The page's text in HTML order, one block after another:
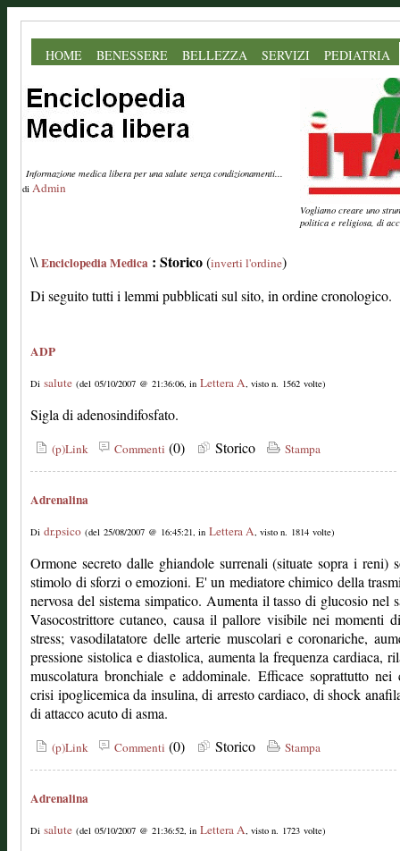
HOME BENESSERE BELLEZZA SERVIZI PEDIATRIA
Informazione medica libera per una salute senza condizionamenti...
di Admin
Vogliamo creare uno
politica e religiosa, di
\\Enciclopedia Medica : Storico(inverti l'ordine)
Di seguito tutti i lemmi pubblicati sul sito, in ordine cronologico.
ADP
Di salute (del 05/10/2007 @ 21:36:06, in Lettera A, visto n. 1562 volte)
Sigla di adenosindifosfato.
(p)Link Commenti (0) Storico Stampa
Adrenalina
Di dr.psico (del 25/08/2007 @ 16:45:21, in Lettera A, visto n. 1814 volte)
Ormone secreto dalle ghiandole surrenali (situate sopra i reni)
stimolo di sforzi o emozioni. E' un mediatore chimico della
nervosa del sistema simpatico. Aumenta il tasso di glucosio nel
Vasocostrittore cutaneo, causa il pallore visibile nei momenti
stress; vasodilatatore delle arterie muscolari e coronariche,
pressione sistolica e diastolica, aumenta la frequenza cardiaca,
muscolatura bronchiale e addominale. Efficace soprattutto nei
crisi ipoglicemica da insulina, di arresto cardiaco, di shock
di attacco acuto di asma.
(p)Link Commenti (0) Storico Stampa
Adrenalina
Di salute (del 05/10/2007 @ 21:36:52, in Lettera A, visto n. 1723 volte)